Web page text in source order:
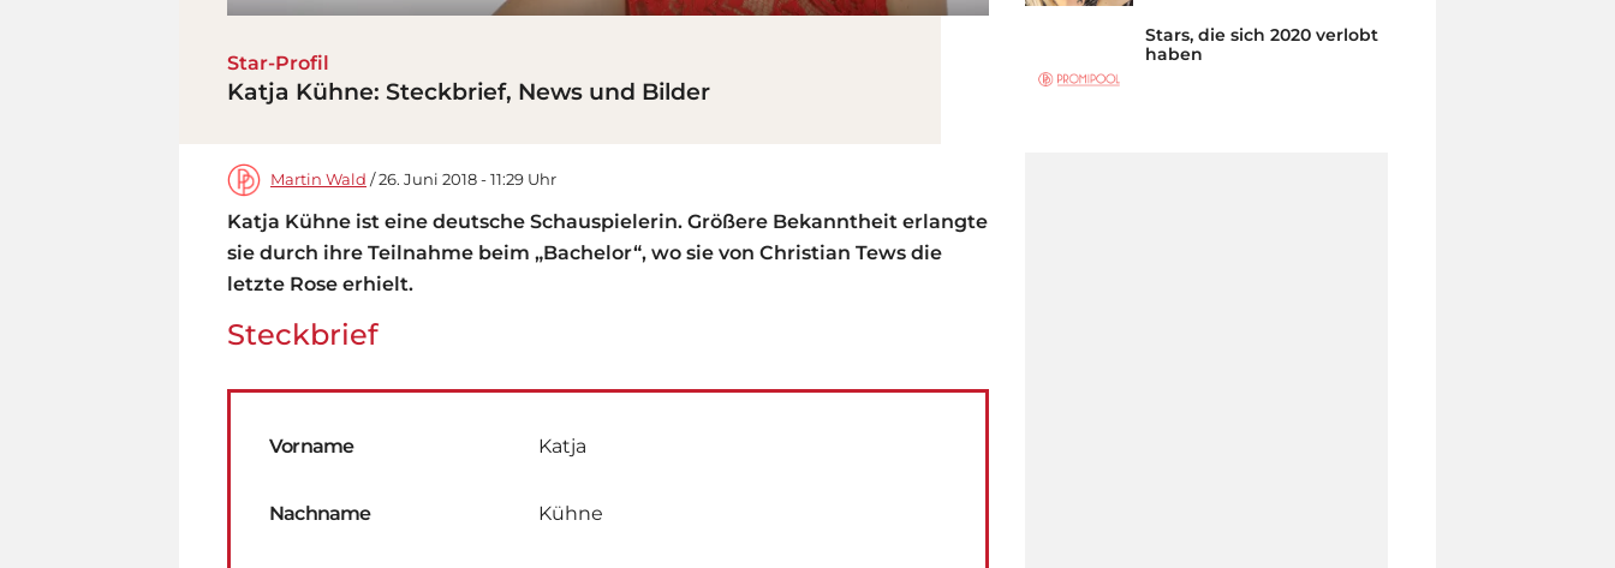
Star-Profil
Katja Kühne: Steckbrief, News und Bilder
Martin Wald / 26. Juni 2018 - 11:29 Uhr
Katja Kühne ist eine deutsche Schauspielerin. Größere Bekanntheit erlangte
sie durch ihre Teilnahme beim „Bachelor“, wo sie von Christian Tews die
letzte Rose erhielt.
Steckbrief
Vorname Katja
Nachname Kühne
Stars, die sich 2020 verlobt
haben